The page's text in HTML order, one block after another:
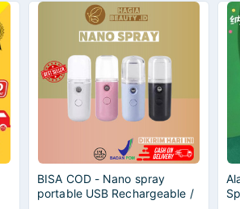
BISA COD - Nano spray
portable USB Rechargeable /